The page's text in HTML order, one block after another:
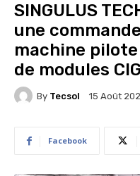
SINGULUS
une
machine
de modules
By Tecsol 15 Août
Facebook